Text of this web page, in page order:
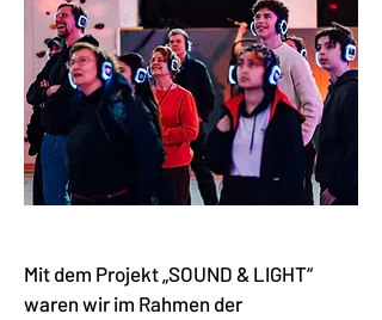
Mit dem Projekt „SOUND & LIGHT“
waren wir im Rahmen der